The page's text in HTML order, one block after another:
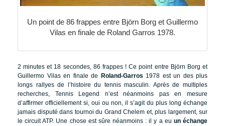
Un point de 86 frappes entre Björn Borg et Guillermo
Vilas en finale de Roland Garros 1978.
2 minutes et 18 secondes, 86 frappes ! Ce point entre Björn Borg et
Guillermo Vilas en finale de
Roland-Garros 1978 est un des plus
longs rallyes de l’histoire du tennis masculin. Après de multiples
recherches, Tennis Legend n’est néanmoins pas en mesure
d’affirmer officiellement si, oui ou non, il s’agit du plus long échange
jamais disputé dans tournoi du Grand Chelem et, plus largement, sur
le circuit ATP. Une chose est sûre néanmoins : il y a eu un échange